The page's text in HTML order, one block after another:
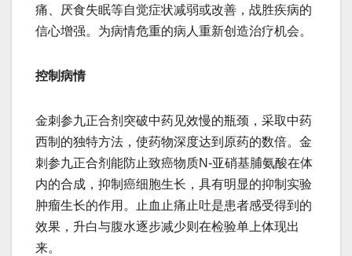
痛、厌食失眠等自觉症状减弱或改善，战胜疾病的
信心增强。为病情危重的病人重新创造治疗机会。
控制病情
金刺参九正合剂突破中药见效慢的瓶颈，采取中药
西制的独特方法，使药物深度达到原药的数倍。金
刺参九正合剂能防止致癌物质N-亚硝基脯氨酸在体
内的合成，抑制癌细胞生长，具有明显的抑制实验
肿瘤生长的作用。止血止痛止吐是患者感受得到的
效果，升白与腹水逐步减少则在检验单上体现出
来。